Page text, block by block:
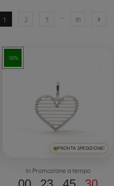
1 2 3 … 81 
-18%
PRONTA SPEDIZIONE!
In Promozione a tempo